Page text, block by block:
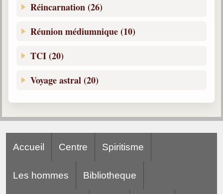
Réincarnation (26)
Réunion médiumnique (10)
TCI (20)
Voyage astral (20)
Accueil Centre Spiritisme
Les hommes Bibliotheque